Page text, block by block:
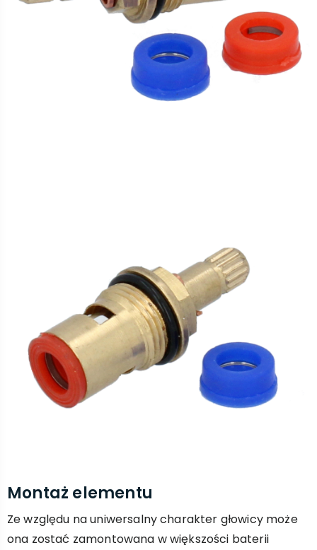
Montaż elementu
Ze względu na uniwersalny charakter głowicy może
ona zostać zamontowana w większości baterii